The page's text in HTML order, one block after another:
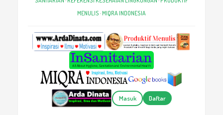
MENULIS · MIQRA INDONESIA
Masuk Daftar